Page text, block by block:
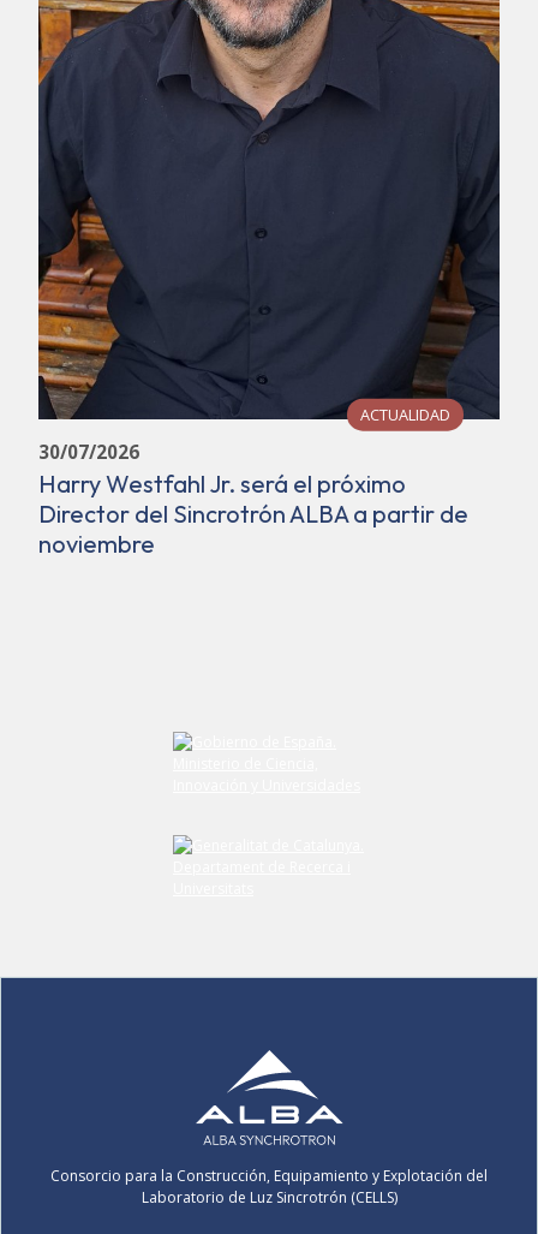
ACTUALIDAD
30/07/2026
Harry Westfahl Jr. será el próximo
Director del Sincrotrón ALBA a partir de
noviembre
Consorcio para la Construcción, Equipamiento y Explotación del
Laboratorio de Luz Sincrotrón (CELLS)